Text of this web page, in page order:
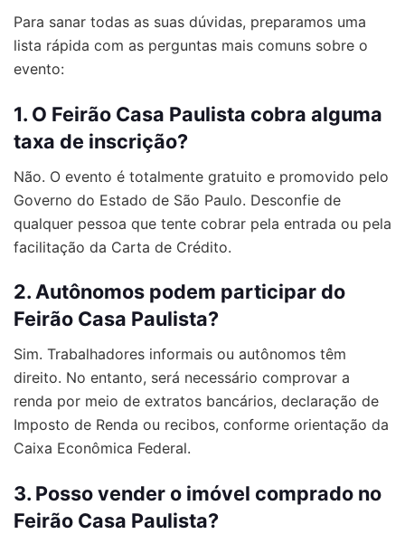
Para sanar todas as suas dúvidas, preparamos uma
lista rápida com as perguntas mais comuns sobre o
evento:
1. O Feirão Casa Paulista cobra alguma
taxa de inscrição?
Não. O evento é totalmente gratuito e promovido pelo
Governo do Estado de São Paulo. Desconfie de
qualquer pessoa que tente cobrar pela entrada ou pela
facilitação da Carta de Crédito.
2. Autônomos podem participar do
Feirão Casa Paulista?
Sim. Trabalhadores informais ou autônomos têm
direito. No entanto, será necessário comprovar a
renda por meio de extratos bancários, declaração de
Imposto de Renda ou recibos, conforme orientação da
Caixa Econômica Federal.
3. Posso vender o imóvel comprado no
Feirão Casa Paulista?